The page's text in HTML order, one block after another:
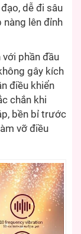
dễ đi sâu
lên đỉnh
phần đầu
gây kích
điều khiển
chắn khi
bền bỉ trước
vỡ điều